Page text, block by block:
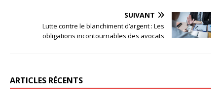
SUIVANT
Lutte contre le blanchiment d’argent : Les
obligations incontournables des avocats
ARTICLES RÉCENTS